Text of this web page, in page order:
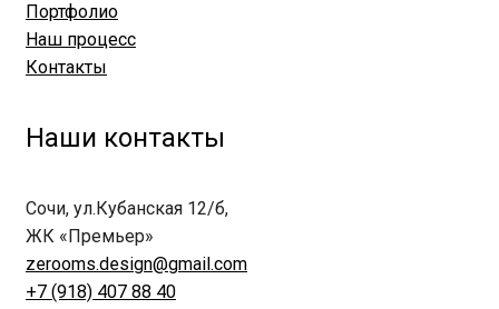
Портфолио
Наш процесс
Контакты
Наши контакты
Сочи, ул.Кубанская 12/б,
ЖК «Премьер»
zerooms.design@gmail.com
+7 (918) 407 88 40